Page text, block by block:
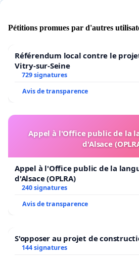
Pétitions promues par d'autres
Référendum local contre le
Vitry-sur-Seine
729 signatures
Avis de transparence
Appel à l'Office public de la
d'Alsace
Appel à l'Office public de la
d'Alsace (OPLRA)
240 signatures
Avis de transparence
S'opposer au projet de
144 signatures